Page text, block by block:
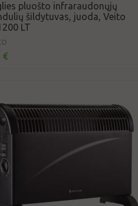
pluošto infraraudonųjų
šildytuvas, juoda, Veito
LT
€